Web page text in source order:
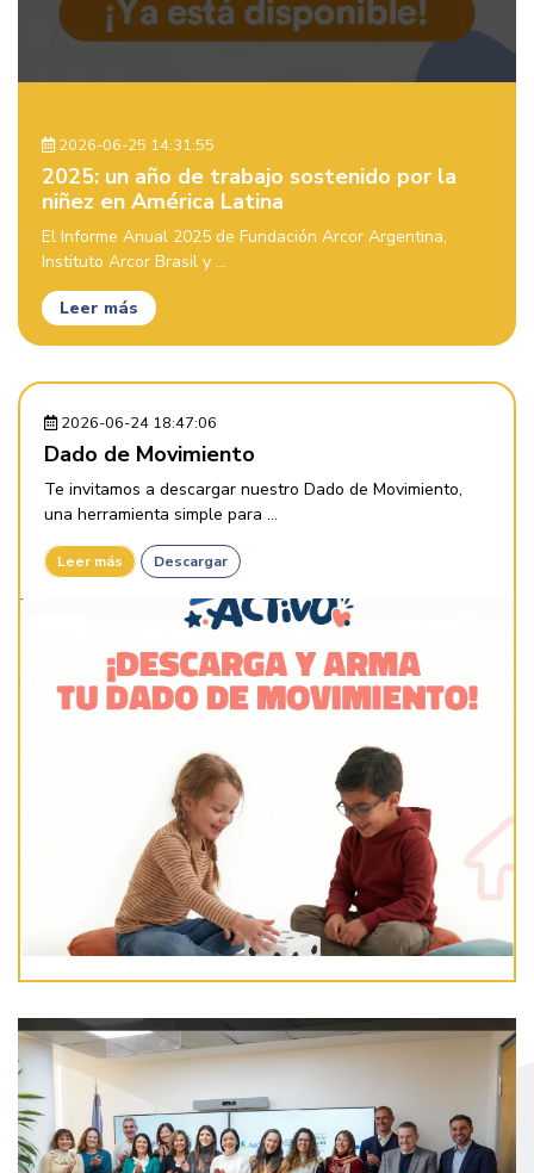
2026-06-25 14:31:55
2025: un año de trabajo sostenido por la
niñez en América Latina
El Informe Anual 2025 de Fundación Arcor Argentina,
Instituto Arcor Brasil y ...
Leer más
2026-06-24 18:47:06
Dado de Movimiento
Te invitamos a descargar nuestro Dado de Movimiento,
una herramienta simple para ...
Leer más Descargar